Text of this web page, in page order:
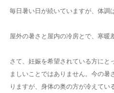
毎日暑い日が続いていますが、体調
屋外の暑さと屋内の冷房とで、寒暖
さて、妊娠を希望されている方にと
ましいことではありません。今の暑
りますが、身体の奥の方が冷えてい
医師紹介
よくある質問